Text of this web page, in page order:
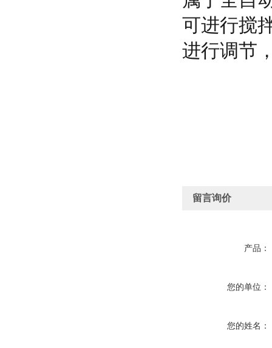
可进行搅
进行调节
留言询价
产品：
您的单位：
您的姓名：